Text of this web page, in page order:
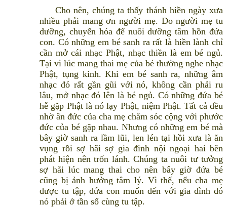
Cho nên, chúng ta thấy thánh hiền ngày xưa
nhiều phải mang ơn người mẹ. Do người mẹ tu
dưỡng, chuyển hóa để nuôi dưỡng tâm hồn đứa
con. Có những em bé sanh ra rất là hiền lành chỉ
cần mở cái nhạc Phật, nhạc thiền là em bé ngủ.
Tại vì lúc mang thai mẹ của bé thường nghe nhạc
Phật, tụng kinh. Khi em bé sanh ra, những âm
nhạc đó rất gần gũi với nó, không cần phải ru
lâu, mở nhạc đó lên là bé ngủ. Có những đứa bé
hễ gặp Phật là nó lạy Phật, niệm Phật. Tất cả đều
nhờ ân đức của cha mẹ chăm sóc cộng với phước
đức của bé gặp nhau. Nhưng có những em bé mà
bây giờ sanh ra lầm lũi, len lén tại hồi xưa là ăn
vụng rồi sợ hãi sợ gia đình nội ngoại hai bên
phát hiện nên trốn lánh. Chúng ta nuôi tư tưởng
sợ hãi lúc mang thai cho nên bây giờ đứa bé
cũng bị ảnh hưởng tâm lý. Vì thế, nếu cha mẹ
được tu tập, đứa con muốn đến với gia đình đó
nó phải ở tần số cùng tu tập.